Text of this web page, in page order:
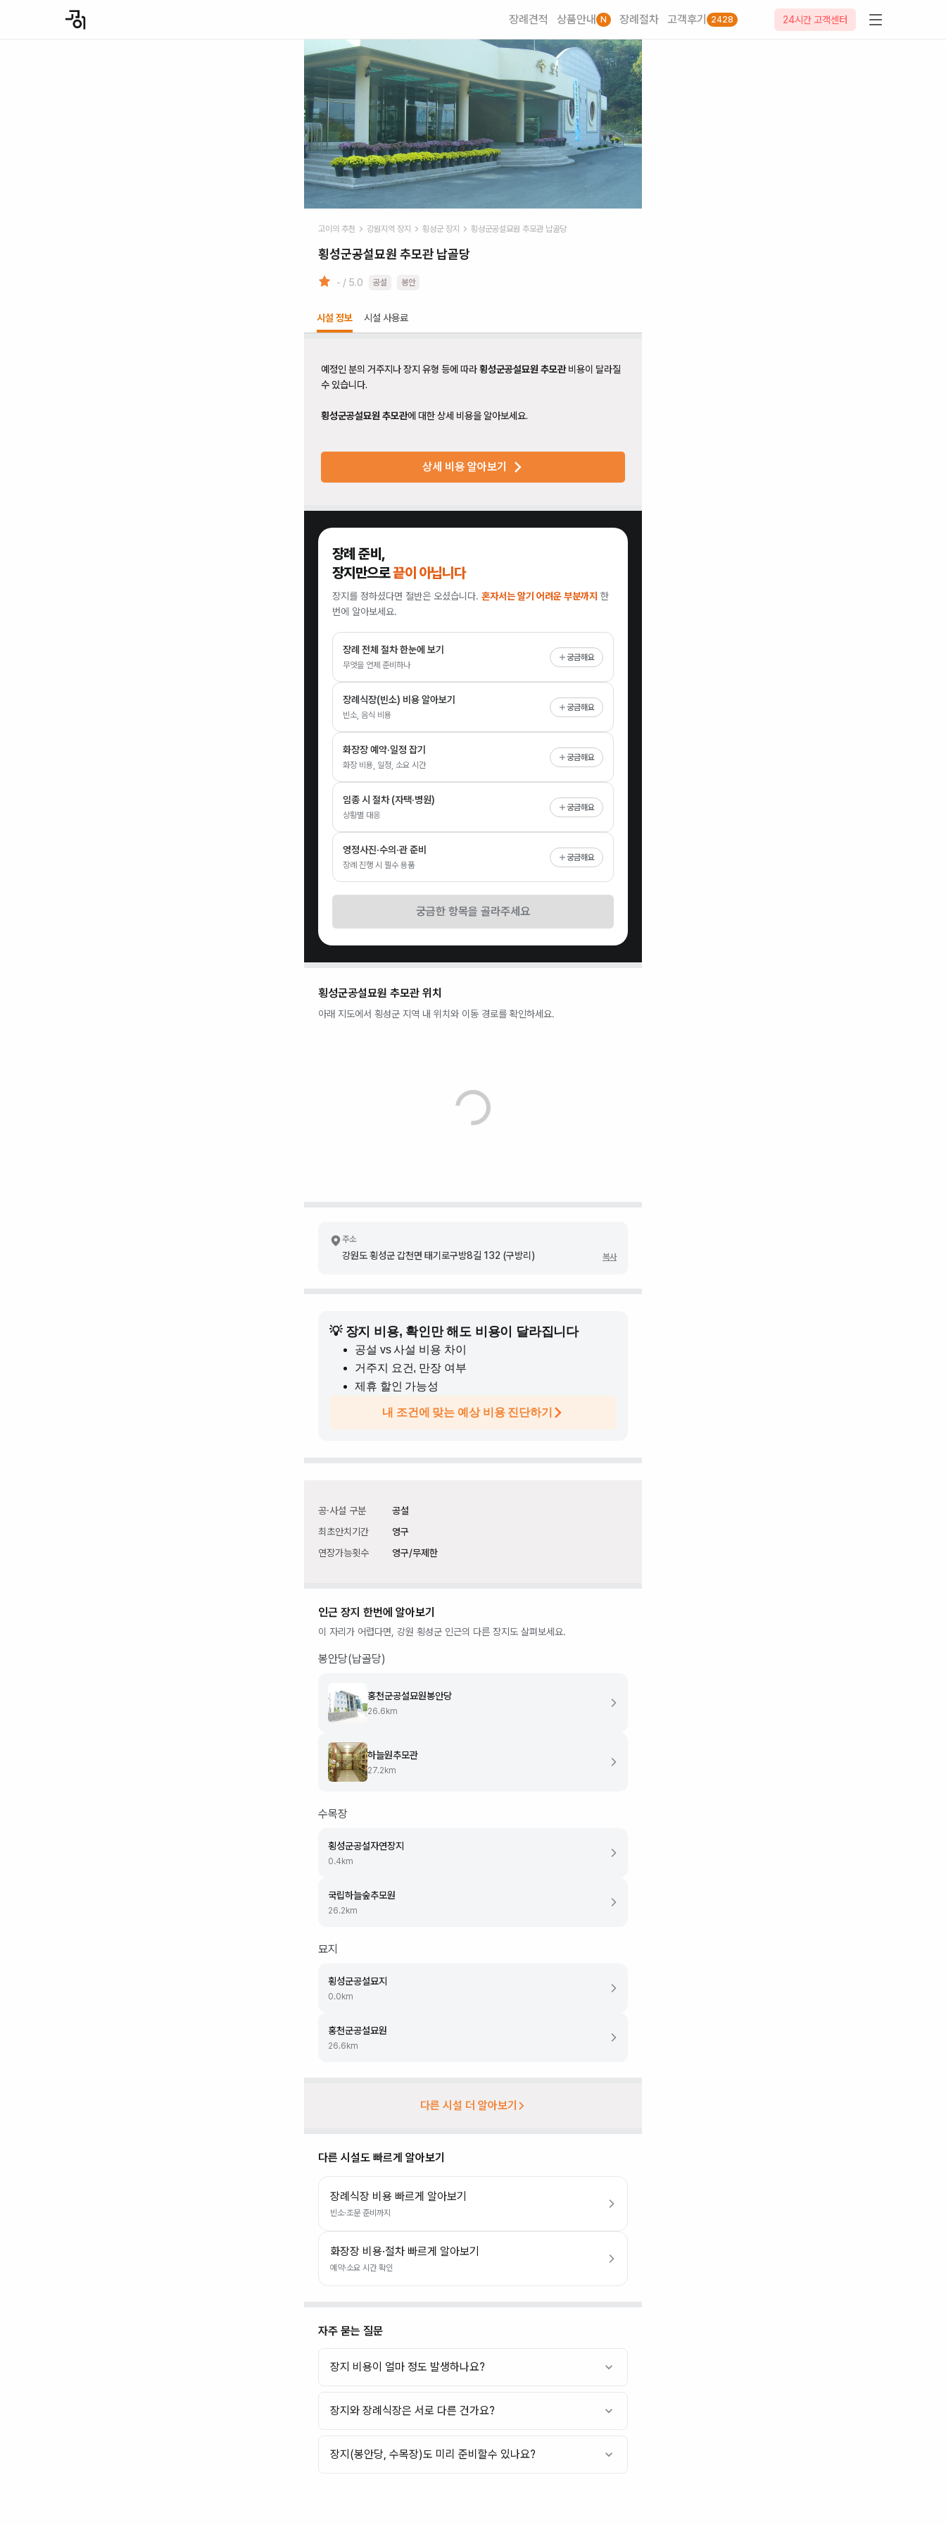
장례견적 상품안내 N 장례절차 고객후기 2428 24시간 고객센터
고이의 추천 강원지역 장지 횡성군 장지 횡성군공설묘원 추모관 납골당
횡성군공설묘원 추모관 납골당
- / 5.0 공설 봉안
시설 정보 시설 사용료
예정인 분의 거주지나 장지 유형 등에 따라횡성군공설묘원 추모관비용이 달라질
수 있습니다.
횡성군공설묘원 추모관에 대한 상세 비용을 알아보세요.
상세 비용 알아보기
장례 준비,
장지만으로끝이 아닙니다
장지를 정하셨다면 절반은 오셨습니다. 혼자서는 알기 어려운 부분까지 한
번에 알아보세요.
장례 전체 절차 한눈에 보기
무엇을 언제 준비하나
궁금해요
장례식장(빈소) 비용 알아보기
빈소, 음식 비용
궁금해요
화장장 예약·일정 잡기
화장 비용, 일정, 소요 시간
궁금해요
임종 시 절차 (자택·병원)
상황별 대응
궁금해요
영정사진·수의·관 준비
장례 진행 시 필수 용품
궁금해요
궁금한 항목을 골라주세요
횡성군공설묘원 추모관 위치
아래 지도에서 횡성군 지역 내 위치와 이동 경로를 확인하세요.
주소
강원도 횡성군 갑천면 태기로구방8길 132 (구방리) 복사
💡 장지 비용, 확인만 해도 비용이 달라집니다
공설 vs 사설 비용 차이
거주지 요건, 만장 여부
제휴 할인 가능성
내 조건에 맞는 예상 비용 진단하기
공·사설 구분
공설
최초안치기간
영구
연장가능횟수
영구/무제한
인근 장지 한번에 알아보기
이 자리가 어렵다면, 강원 횡성군 인근의 다른 장지도 살펴보세요.
봉안당(납골당)
홍천군공설묘원봉안당
26.6 km
하늘원추모관
27.2 km
수목장
횡성군공설자연장지
0.4 km
국립하늘숲추모원
26.2 km
묘지
횡성군공설묘지
0.0 km
홍천군공설묘원
26.6 km
다른 시설 더 알아보기
다른 시설도 빠르게 알아보기
장례식장 비용 빠르게 알아보기
빈소·조문 준비까지
화장장 비용·절차 빠르게 알아보기
예약·소요 시간 확인
자주 묻는 질문
장지 비용이 얼마 정도 발생하나요?
장지와 장례식장은 서로 다른 건가요?
장지(봉안당, 수목장)도 미리 준비할수 있나요?